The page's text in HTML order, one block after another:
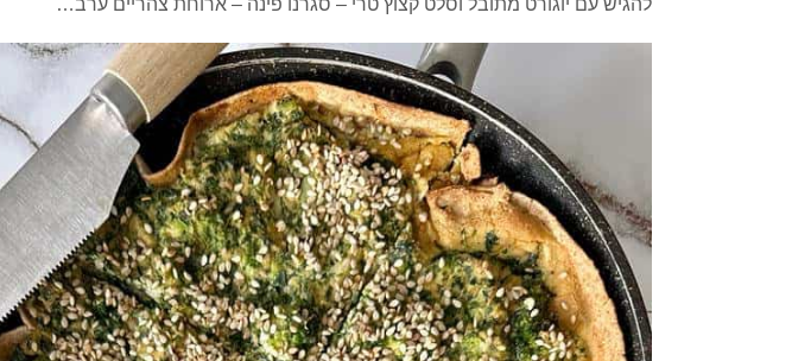
להגיש עם יוגורט מתובל וסלט קצוץ טרי – סגרנו פינה – ארוחת צהריים ערב…